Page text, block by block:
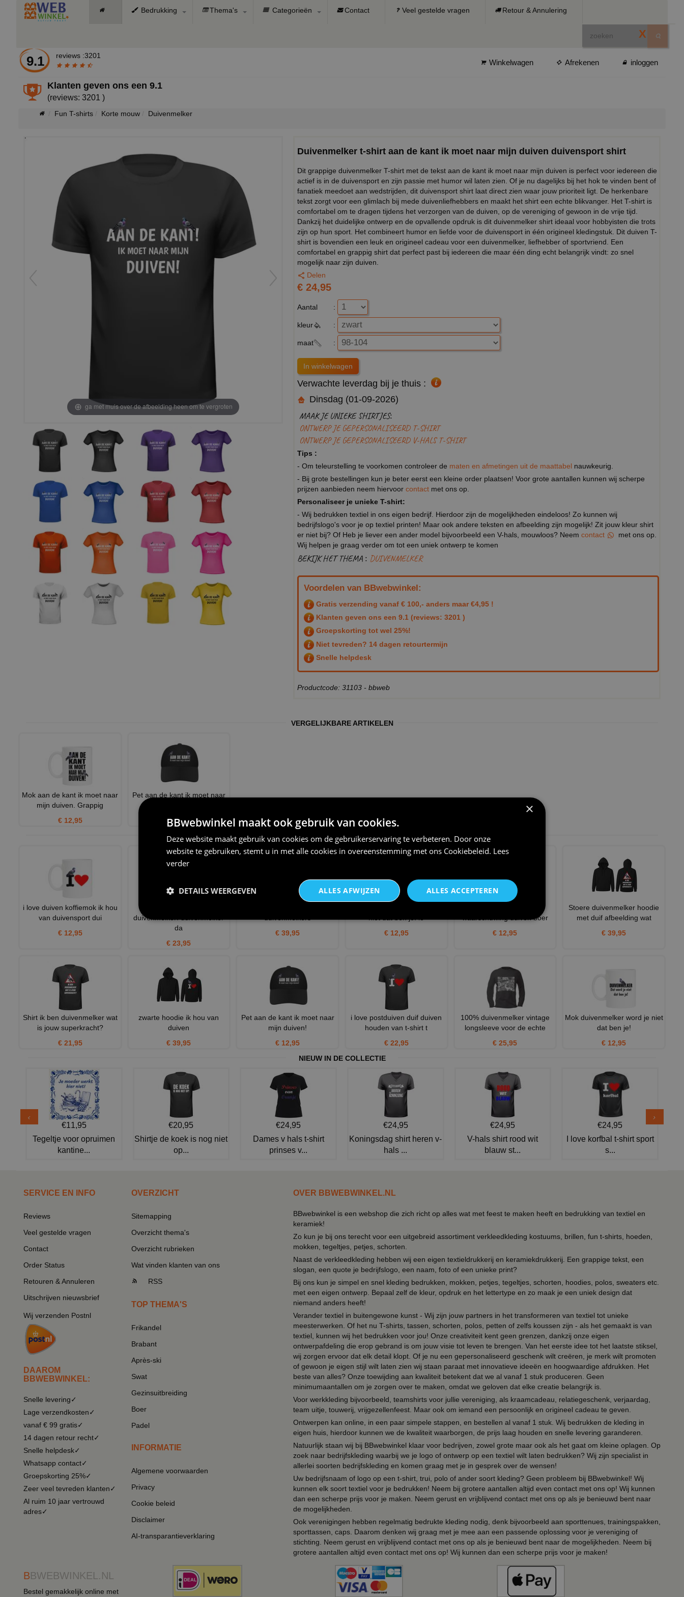
Bedrukking Thema's Categorieën Contact Veel gestelde vragen Retour & Annulering
X
9.1 reviews :3201
Winkelwagen Afrekenen inloggen
Klanten geven ons een9.1
(reviews: 3201 )
Fun T-shirts Korte mouw Duivenmelker
ga met muis over de afbeelding heen om te vergroten
Duivenmelker t-shirt aan de kant ik moet naar mijn duiven duivensport shirt
Dit grappige duivenmelker T-shirt met de tekst aan de kant ik moet naar mijn duiven is perfect voor iedereen die
actief is in de duivensport en zijn passie met humor wil laten zien. Of je nu dagelijks bij het hok te vinden bent of
fanatiek meedoet aan wedstrijden, dit duivensport shirt laat direct zien waar jouw prioriteit ligt. De herkenbare
tekst zorgt voor een glimlach bij mede duivenliefhebbers en maakt het shirt een echte blikvanger. Het T-shirt is
comfortabel om te dragen tijdens het verzorgen van de duiven, op de vereniging of gewoon in de vrije tijd.
Dankzij het duidelijke ontwerp en de opvallende opdruk is dit duivenmelker shirt ideaal voor hobbyisten die trots
zijn op hun sport. Het combineert humor en liefde voor de duivensport in één origineel kledingstuk. Dit duiven T-
shirt is bovendien een leuk en origineel cadeau voor een duivenmelker, liefhebber of sportvriend. Een
comfortabel en grappig shirt dat perfect past bij iedereen die maar één ding echt belangrijk vindt: zo snel
mogelijk naar zijn duiven.
Delen
€ 24,95
Aantal :
kleur :
maat :
Verwachte leverdag bij je thuis :
Dinsdag (01-09-2026)
MAAK JE UNIEKE SHIRTJES:
ONTWERP JE GEPERSONALISEERD T-SHIRT
ONTWERP JE GEPERSONALISEERD V-HALS T-SHIRT
Tips :
- Om teleurstelling te voorkomen controleer de maten en afmetingen uit de maattabel nauwkeurig.
- Bij grote bestellingen kun je beter eerst een kleine order plaatsen! Voor grote aantallen kunnen wij scherpe
prijzen aanbieden neem hiervoor contact met ons op.
Personaliseer je unieke T-shirt:
- Wij bedrukken textiel in ons eigen bedrijf. Hierdoor zijn de mogelijkheden eindeloos! Zo kunnen wij
bedrijfslogo's voor je op textiel printen! Maar ook andere teksten en afbeelding zijn mogelijk! Zit jouw kleur shirt
er niet bij? Of Heb je liever een ander model bijvoorbeeld een V-hals, mouwloos? Neem contact
met ons op.
Wij helpen je graag verder om tot een uniek ontwerp te komen
BEKIJK HET THEMA : DUIVENMELKER
Voordelen van BBwebwinkel:
Gratis verzending vanaf € 100,- anders maar €4,95 !
Klanten geven ons een 9.1 (reviews: 3201 )
Groepskorting tot wel 25%!
Niet tevreden? 14 dagen retourtermijn
Snelle helpdesk
Productcode: 31103 - bbweb
VERGELIJKBARE ARTIKELEN
Mok aan de kant ik moet naar
mijn duiven. Grappig
€ 12,95
Pet aan de kant ik moet naar
€ 12,95
THEMA:DUIVENMELKER
i love duiven koffiemok ik hou
van duivensport dui
€ 12,95
duivenmelker! duivenmelker
da
€ 23,95
duivenmelkers
€ 39,95
niet dat ben je! le
€ 12,95
waarschuwing duiven boer
€ 12,95
Stoere duivenmelker hoodie
met duif afbeelding wat
€ 39,95
Shirt ik ben duivenmelker wat
is jouw superkracht?
€ 21,95
zwarte hoodie ik hou van
duiven
€ 39,95
Pet aan de kant ik moet naar
mijn duiven!
€ 12,95
i love postduiven duif duiven
houden van t-shirt t
€ 22,95
100% duivenmelker vintage
longsleeve voor de echte
€ 25,95
Mok duivenmelker word je niet
dat ben je!
€ 12,95
NIEUW IN DE COLLECTIE
€11,95
Tegeltje voor opruimen
kantine...
€20,95
Shirtje de koek is nog niet
op...
€24,95
Dames v hals t-shirt
prinses v...
€24,95
Koningsdag shirt heren v-
hals ...
€24,95
V-hals shirt rood wit
blauw st...
€24,95
I love korfbal t-shirt sport
s...
SERVICE EN INFO
Reviews
Veel gestelde vragen
Contact
Order Status
Retouren & Annuleren
Uitschrijven nieuwsbrief
Wij verzenden Postnl
DAAROM
BBWEBWINKEL:
Snelle levering✓
Lage verzendkosten✓
vanaf € 99 gratis✓
14 dagen retour recht✓
Snelle helpdesk✓
Whatsapp contact✓
Groepskorting 25%✓
Zeer veel tevreden klanten✓
Al ruim 10 jaar vertrouwd
adres✓
OVERZICHT
Sitemapping
Overzicht thema's
Overzicht rubrieken
Wat vinden klanten van ons
RSS
TOP THEMA'S
Frikandel
Brabant
Après-ski
Swat
Gezinsuitbreiding
Boer
Padel
INFORMATIE
Algemene voorwaarden
Privacy
Cookie beleid
Disclaimer
AI-transparantieverklaring
OVER BBWEBWINKEL.NL
BBwebwinkel is een webshop die zich richt op alles wat met feest te maken heeft en bedrukking van textiel en
keramiek!
Zo kun je bij ons terecht voor een uitgebreid assortiment verkleedkleding kostuums, brillen, fun t-shirts, hoeden,
mokken, tegeltjes, petjes, schorten.
Naast de verkleedkleding hebben wij een eigen textieldrukkerij en keramiekdrukkerij. Een grappige tekst, een
slogan, een quote je bedrijfslogo, een naam, foto of een unieke print?
Bij ons kun je simpel en snel kleding bedrukken, mokken, petjes, tegeltjes, schorten, hoodies, polos, sweaters etc.
met een eigen ontwerp. Bepaal zelf de kleur, opdruk en het lettertype en zo maak je een uniek design dat
niemand anders heeft!
Verander textiel in buitengewone kunst - Wij zijn jouw partners in het transformeren van textiel tot unieke
meesterwerken. Of het nu T-shirts, tassen, schorten, polos, petten of zelfs koussen zijn - als het gemaakt is van
textiel, kunnen wij het bedrukken voor jou! Onze creativiteit kent geen grenzen, dankzij onze eigen
ontwerpafdeling die erop gebrand is om jouw visie tot leven te brengen. Van het eerste idee tot het laatste stiksel,
wij zorgen ervoor dat elk detail klopt. Of je nu een gepersonaliseerd geschenk wilt creëren, je merk wilt promoten
of gewoon je eigen stijl wilt laten zien wij staan paraat met innovatieve ideeën en hoogwaardige afdrukken. Het
beste van alles? Onze toewijding aan kwaliteit betekent dat we al vanaf 1 stuk produceren. Geen
minimumaantallen om je zorgen over te maken, omdat we geloven dat elke creatie belangrijk is.
Voor werkkleding bijvoorbeeld, teamshirts voor jullie vereniging, als kraamcadeau, relatiegeschenk, verjaardag,
team uitje, touwerij, vrijgezellenfeest. Maar ook om iemand een persoonlijk en origineel cadeau te geven.
Ontwerpen kan online, in een paar simpele stappen, en bestellen al vanaf 1 stuk. Wij bedrukken de kleding in
eigen huis, hierdoor kunnen we de kwaliteit waarborgen, de prijs laag houden en snelle levering garanderen.
Natuurlijk staan wij bij BBwebwinkel klaar voor bedrijven, zowel grote maar ook als het gaat om kleine oplagen. Op
zoek naar bedrijfskleding waarbij we je logo of ontwerp op een textiel wilt laten bedrukken? Wij zijn specialist in
allerlei soorten bedrijfskleding en komen graag met je in gesprek over de wensen!
Uw bedrijfsnaam of logo op een t-shirt, trui, polo of ander soort kleding? Geen probleem bij BBwebwinkel! Wij
kunnen elk soort textiel voor je bedrukken! Neem bij grotere aantallen altijd even contact met ons op! Wij kunnen
dan een scherpe prijs voor je maken. Neem gerust en vrijblijvend contact met ons op als je benieuwd bent naar
de mogelijkheden.
Ook verenigingen hebben regelmatig bedrukte kleding nodig, denk bijvoorbeeld aan sporttenues, trainingspakken,
sporttassen, caps. Daarom denken wij graag met je mee aan een passende oplossing voor je vereniging of
stichting. Neem gerust en vrijblijvend contact met ons op als je benieuwd bent naar de mogelijkheden. Neem bij
grotere aantallen altijd even contact met ons op! Wij kunnen dan een scherpe prijs voor je maken!
BBWEBWINKEL.NL
Bestel gemakkelijk online met
×
BBwebwinkel maakt ook gebruik van cookies.
Deze website maakt gebruik van cookies om de gebruikerservaring te verbeteren. Door onze
website te gebruiken, stemt u in met alle cookies in overeenstemming met ons Cookiebeleid. Lees
verder
ALLES ACCEPTEREN
ALLES AFWIJZEN
DETAILS WEERGEVEN